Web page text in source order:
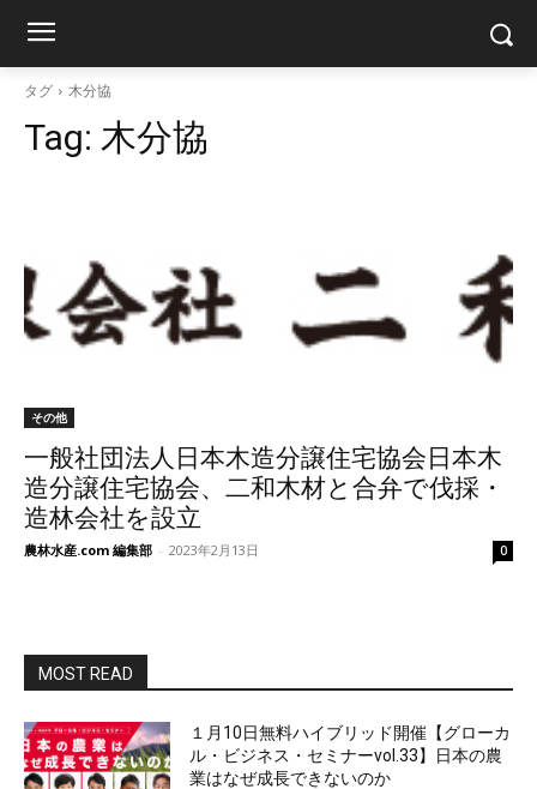
タグ 木分協
Tag: 木分協
その他
一般社団法人日本木造分譲住宅協会日本木
造分譲住宅協会、二和木材と合弁で伐採・
造林会社を設立
農林水産.com 編集部 - 2023年2月13日 0
MOST READ
１月10日無料ハイブリッド開催【グローカ
ル・ビジネス・セミナーvol.33】日本の農
業はなぜ成長できないのか